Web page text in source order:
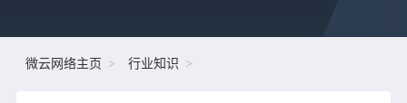
微云网络主页 行业知识